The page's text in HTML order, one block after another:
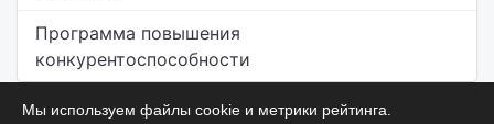
Программа повышения
конкурентоспособности
Мы используем файлы cookie и метрики рейтинга.